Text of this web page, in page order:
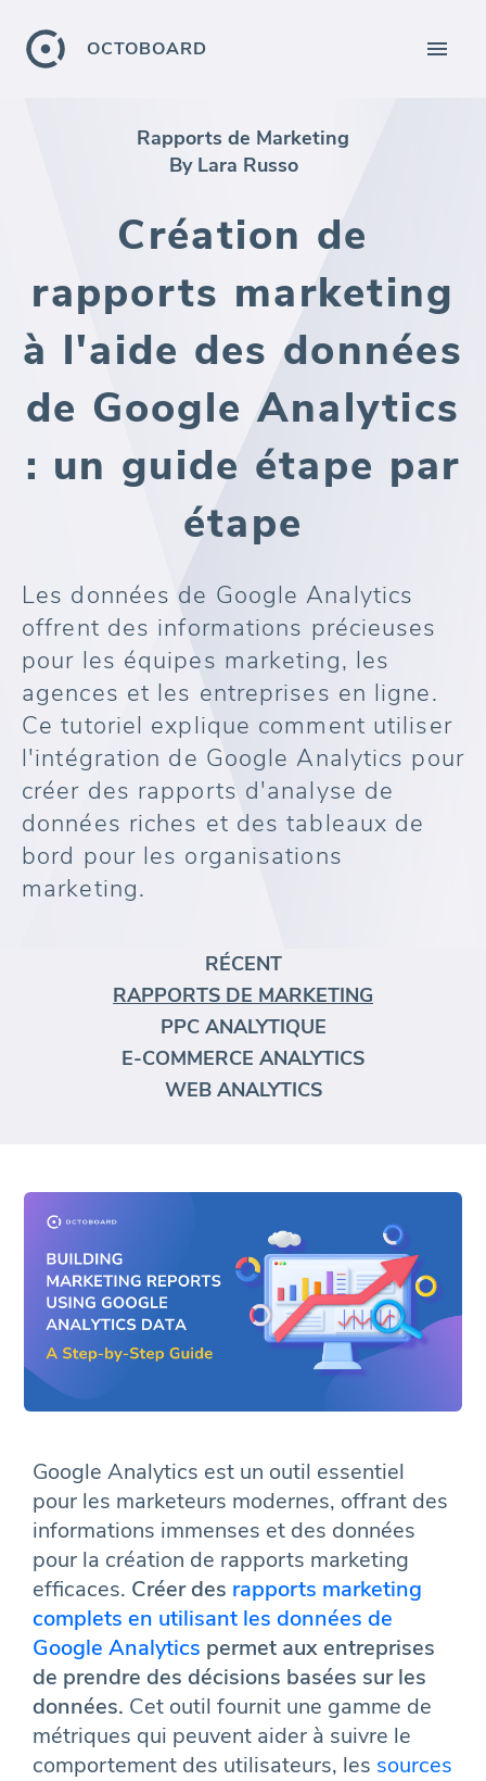
OCTOBOARD
Rapports de Marketing
By Lara Russo
Création de
rapports marketing
à l'aide des données
de Google Analytics
: un guide étape par
étape
Les données de Google Analytics
offrent des informations précieuses
pour les équipes marketing, les
agences et les entreprises en ligne.
Ce tutoriel explique comment utiliser
l'intégration de Google Analytics pour
créer des rapports d'analyse de
données riches et des tableaux de
bord pour les organisations
marketing.
RÉCENT
RAPPORTS DE MARKETING
PPC ANALYTIQUE
E-COMMERCE ANALYTICS
WEB ANALYTICS
Google Analytics est un outil essentiel
pour les marketeurs modernes, offrant des
informations immenses et des données
pour la création de rapports marketing
efficaces. Créer des rapports marketing
complets en utilisant les données de
Google Analytics permet aux entreprises
de prendre des décisions basées sur les
données. Cet outil fournit une gamme de
métriques qui peuvent aider à suivre le
comportement des utilisateurs, les sources